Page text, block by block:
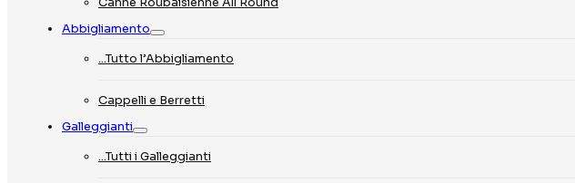
Abbigliamento
…Tutto l’Abbigliamento
Cappelli e Berretti
Galleggianti
…Tutti i Galleggianti